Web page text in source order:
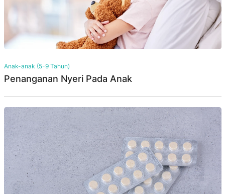
Anak-anak (5-9 Tahun)
Penanganan Nyeri Pada Anak